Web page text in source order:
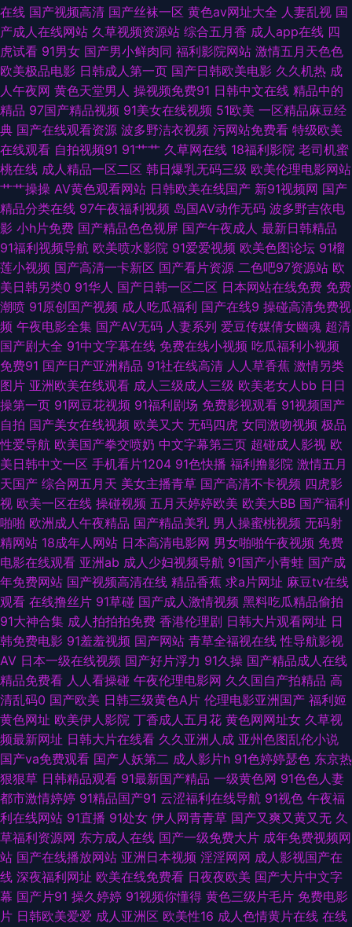
本道加勒比AV 午夜成人福利网 色9精品 国产日韩成人视频 91免费观看视频
网站 91久久精品视频 操国产精品 国产视频二区 91超碰偷拍第一页 欧美福利
在线 福利社免费体验黄 91蜜臀在线观看入口 亚洲色情欧美另类 免费国产视
频 成人区精品 蜜桃臀传媒 国产黑丝一区 91做爱网站 51海角视频在线 青青
草99热99热 导航资源网站av 91偷拍网 伊人福利导航 欧美日韩中文字幕 大
香蕉色AV 91无码精品蜜桃 尤物视频91黄片黑料 人人插人人AV网 国产情侣
AV免费 91网站在线免费观看 亚洲综合网 欧美拍拍视频 成人精品国产 91人
妻爽 一本道加勒比AV 三级做爱毛片 国产性爱在线不卡影院 91专区在线 影音
先锋成人无码av 欧美日韩综合另类国产 丁香色国产一区二区 91网站处女
91cn男 日韩有码在线免费观看 精东ab 俺也去毛片 91国产美女 色色92 先锋
A片在线 久久九九网站 超碰夫妻生活 91三及片网址 夜夜欢日日干 日本美女
中文字幕 国产九色蝌蚪91 91视频最新地址 亚洲干逼视频 免费女优 不卡AV
电影网站 91国产丝袜在线观看 亚洲男人天堂2015 欧美性人与兽 国产性福利
91新人xh98hx新作 91成人福利导航 日本TV 国产有码网在线 51黑科福利社
国产精品操逼情人网站 老司机精品福利院 日韩无码不卡网 欧美一级爆片 色
五月婷婷亚洲天堂 白虎美女爆操91 91欧美大片 影音先锋AV亚洲资源 午夜理
论 欧美亚洲另类在线 韩美精品一区二区 97视频污 91精品视频一区 午夜成人
三区 欧美亚操B 国产又黄又色 91自拍com 91视频免费的 51桃色 深爱激情激
动网 老湿机福利院 夜夜骑人人乐 婷婷午夜精品久久性色 日本黑料精品天堂
0 久艹在线视频 国产三级片91 www久久香蕉 91黄免费版 五月天色色影院
一本道欧美日A∨ 久草国产视频在线一起 日韩精品国产成人v 久久精品国 福
利av图 婷婷五月激情开心深爱 日本成人在线观看一区 久久福利视频网 抖阴
欧美三级 91在线视频免费 91夫妻生活超碰 性爱探花 91视频网站男女 91深夜
影院 91成人的短片的小视频 先锋资源网站AV 欧美黄色A片导航 精品一期二
在线 国产视频高清 国产丝袜一区 黄色av网址大全 人妻乱视 国
产成人在线网站 久草视频资源站 综合五月香 成人app在线 四
虎试看 91男女 国产男小鲜肉同 福利影院网站 激情五月天色色
欧美极品电影 日韩成人第一页 国产日韩欧美电影 久久机热 成
人午夜网 黄色天堂男人 操视频免费91 日韩中文在线 精品中的
精品 97国产精品视频 91美女在线视频 51欧美 一区精品麻豆经
典 国产在线观看资源 波多野洁衣视频 污网站免费看 特级欧美
在线观看 自拍视频91 91艹艹 久草网在线 18福利影院 老司机蜜
桃在线 成人精品一区二区 韩日爆乳无码三级 欧美伦理电影网站
艹艹操操 AV黄色观看网站 日韩欧美在线国产 新91视频网 国产
精品分类在线 97午夜福利视频 岛国AV动作无码 波多野吉依电
影 小h片免费 国产精品色色视屏 国产午夜成人 最新日韩精品
91福利视频导航 欧美喷水影院 91爱爱视频 欧美色图论坛 91榴
莲小视频 国产高清一卡新区 国产看片资源 二色吧97资源站 欧
美日韩另类0 91华人 国产日韩一区二区 日本网站在线免费 免费
潮喷 91原创国产视频 成人吃瓜福利 国产在线9 操碰高清免费视
频 午夜电影全集 国产AV无码 人妻系列 爱豆传媒倩女幽魂 超清
国产剧大全 91中文字幕在线 免费在线小视频 吃瓜福利小视频
免费91 国产日产亚洲精品 91社在线高清 人人草香蕉 激情另类
图片 亚洲欧美在线观看 成人三级成人三级 欧美老女人bb 日日
操第一页 91网豆花视频 91福利剧场 免费影视观看 91视频国产
自拍 国产美女在线视频 欧美又大 无码四虎 女同激吻视频 极品
性爱导航 欧美国产拳交喷奶 中文字幕第三页 超碰成人影视 欧
美日韩中文一区 手机看片1204 91色快播 福利撸影院 激情五月
天国产 综合网五月天 美女主播青草 国产高清不卡视频 四虎影
视 欧美一区在线 操碰视频 五月天婷婷欧美 欧美大BB 国产福利
啪啪 欧洲成人午夜精品 国产精品美乳 男人操蜜桃视频 无码射
精网站 18成年人网站 日本高清电影网 男女啪啪午夜视频 免费
电影在线观看 亚洲ab 成人少妇视频导航 91国产小青蛙 国产成
年免费网站 国产视频高清在线 精品香蕉 求a片网址 麻豆tv在线
观看 在线撸丝片 91草碰 国产成人激情视频 黑料吃瓜精品偷拍
91大神合集 成人拍拍拍免费 香港伦理剧 日韩大片观看网址 日
韩免费电影 91羞羞视频 国产网站 青草全福视在线 性导航影视
AV 日本一级在线视频 国产好片浮力 91久操 国产精品成人在线
精品免费看 人人看操碰 午夜伦理电影网 久久国自产拍精品 高
清乱码0 国产欧美 日韩三级黄色A片 伦理电影亚洲国产 福利姬
黄色网址 欧美伊人影院 丁香成人五月花 黄色网网址女 久草视
频最新网址 日韩大片在线看 久久亚洲人成 亚州色图乱伦小说
国产va免费观看 国产人妖第二 成人影片h 91色婷婷瑟色 东京热
狠狠草 日韩精品观看 91最新国产精品 一级黄色网 91色色人妻
都市激情婷婷 91精品国产91 云涩福利在线导航 91视色 午夜福
利在线网站 91直播 91处女 伊人网青青草 国产又爽又黄又无 久
草福利资源网 东方成人在线 国产一级免费大片 成年免费视频网
站 国产在线播放网站 亚洲日本视频 淫淫网网 成人影视国产在
线 深夜福利网址 欧美在线免费看 日夜夜欧美 国产大片中文字
幕 国产片91 操久婷婷 91视频你懂得 黄色三级片毛片 免费电影
片 日韩欧美爱爱 成人亚洲区 欧美性16 成人色情黄片在线 在线